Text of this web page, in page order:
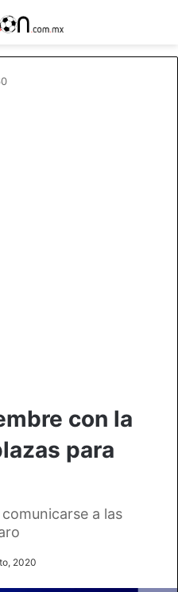
con la
para
a las
2020